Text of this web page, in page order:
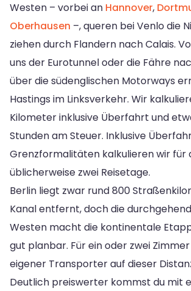
Westen – vorbei an Hannover,
Oberhausen –, queren bei Venlo die
ziehen durch Flandern nach Calais.
uns der Eurotunnel oder die Fähre
über die südenglischen Motorways
Hastings im Linksverkehr. Wir
Kilometer inklusive Überfahrt und
Stunden am Steuer. Inklusive
Grenzformalitäten kalkulieren wir für
üblicherweise zwei Reisetage.
Berlin liegt zwar rund 800
Kanal entfernt, doch die
Westen macht die kontinentale
gut planbar. Für ein oder zwei
eigener Transporter auf dieser
Deutlich preiswerter kommst du mit